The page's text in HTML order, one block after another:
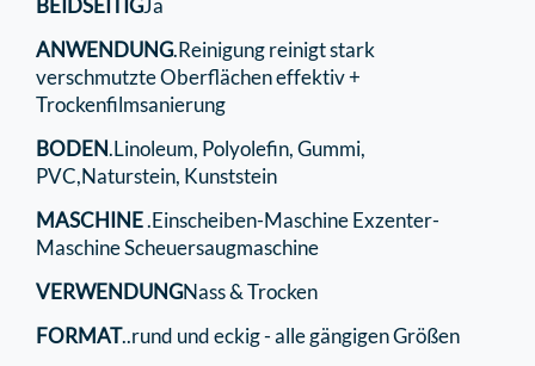
BEIDSEITIGJa
ANWENDUNG.Reinigung reinigt stark
verschmutzte Oberflächen effektiv +
Trockenfilmsanierung
BODEN.Linoleum, Polyolefin, Gummi,
PVC,Naturstein, Kunststein
MASCHINE.Einscheiben-Maschine Exzenter-
Maschine Scheuersaugmaschine
VERWENDUNGNass & Trocken
FORMAT..rund und eckig - alle gängigen Größen